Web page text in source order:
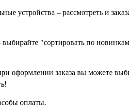
устройства – рассмотреть и
"сортировать по
заказа вы можете
оплаты.